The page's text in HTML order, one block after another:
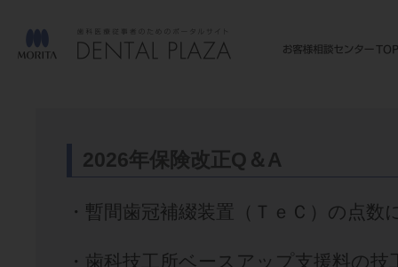
2026年保険改正Q＆A
・暫間歯冠補綴装置（ＴｅＣ）の点数
・歯科技工所ベースアップ支援料の